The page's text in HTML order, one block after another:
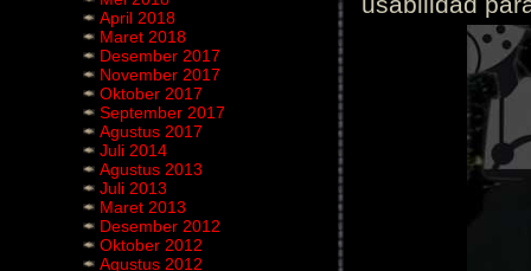
April 2018
Maret 2018
Desember 2017
November 2017
Oktober 2017
September 2017
Agustus 2017
Juli 2014
Agustus 2013
Juli 2013
Maret 2013
Desember 2012
Oktober 2012
Agustus 2012